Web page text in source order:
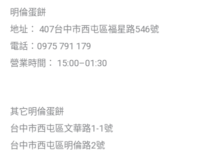
明倫蛋餅
地址： 407台中市西屯區福星路546號
電話：0975 791 179
營業時間： 15:00–01:30
其它明倫蛋餅
台中市西屯區文華路1-1號
台中市西屯區明倫路2號